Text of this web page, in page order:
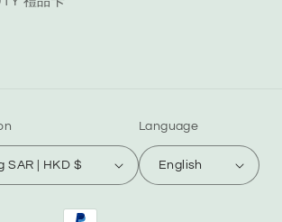
Hong Kong SAR | HKD $
Language
English
Payment